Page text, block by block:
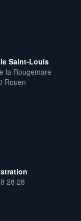
Saint-Louis
la Rougemare
Rouen
28 28